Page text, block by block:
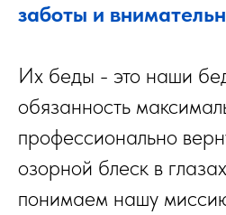
заботы и
Их беды - это наши
обязанность
профессионально
озорной блеск в
понимаем нашу